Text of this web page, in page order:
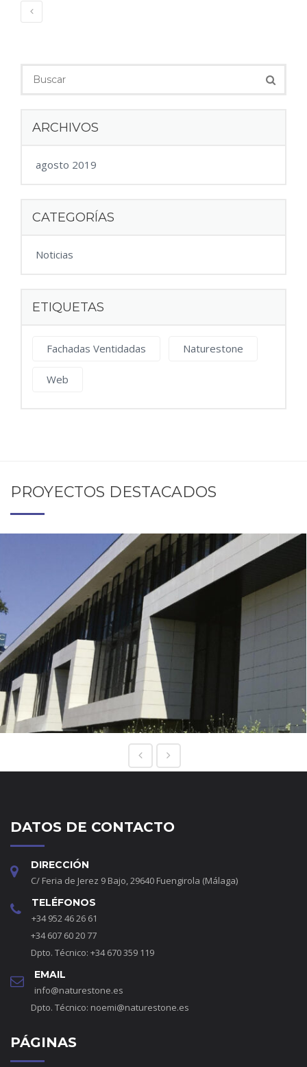
ARCHIVOS
agosto 2019
CATEGORÍAS
Noticias
ETIQUETAS
Fachadas Ventidadas Naturestone
Web
PROYECTOS DESTACADOS
DATOS DE CONTACTO
DIRECCIÓN
C/ Feria de Jerez 9 Bajo, 29640 Fuengirola (Málaga)
TELÉFONOS
+34 952 46 26 61
+34 607 60 20 77
Dpto. Técnico: +34 670 359 119
EMAIL
info@naturestone.es
Dpto. Técnico: noemi@naturestone.es
PÁGINAS